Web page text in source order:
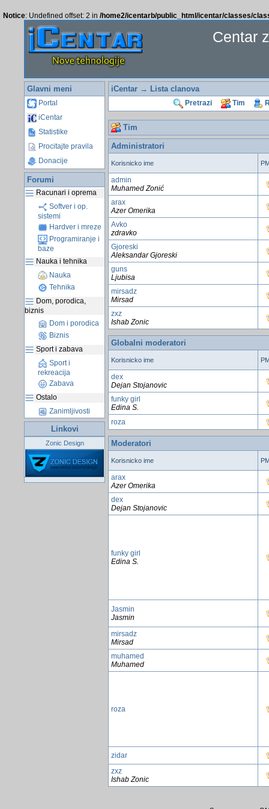
Notice: Undefined offset: 2 in /home2/icentarb/public_html/icentar/classes/
Centar
Glavni meni
Portal
iCentar
Statistike
Procitajte pravila
Donacije
Forumi
Racunari i oprema
Softver i op.
sistemi
Hardver i mreze
Programiranje i
baze
Nauka i tehnika
Nauka
Tehnika
Dom, porodica,
biznis
Dom i porodica
Biznis
Sport i zabava
Sport i
rekreacija
Zabava
Ostalo
Zanimljivosti
Linkovi
Zonic Design
iCentar→ Lista clanova
Pretrazi Tim
Tim
Administratori
Korisnicko ime
admin
Muhamed Zonić
arax
Azer Omerika
Avko
zdravko
Gjoreski
Aleksandar Gjoreski
guns
Ljubisa
mirsadz
Mirsad
zxz
Ishab Zonic
Globalni moderatori
Korisnicko ime
dex
Dejan Stojanovic
funky girl
Edina S.
roza
Moderatori
Korisnicko ime
arax
Azer Omerika
dex
Dejan Stojanovic
funky girl
Edina S.
Jasmin
Jasmin
mirsadz
Mirsad
muhamed
Muhamed
roza
zidar
zxz
Ishab Zonic